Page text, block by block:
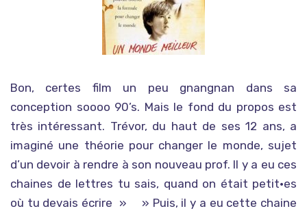
Bon, certes film un peu gnangnan dans sa
conception soooo 90’s. Mais le fond du propos est
très intéressant. Trévor, du haut de ses 12 ans, a
imaginé une théorie pour changer le monde, sujet
d’un devoir à rendre à son nouveau prof. Il y a eu ces
chaines de lettres tu sais, quand on était petit•es
où tu devais écrire »
» Puis, il y a eu cette chaine